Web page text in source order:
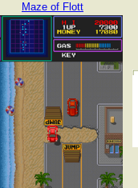
Maze of Flott